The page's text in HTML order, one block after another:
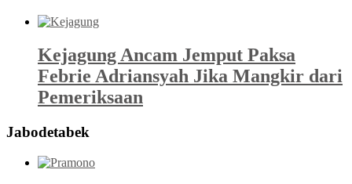
Kejagung Ancam Jemput Paksa
Febrie Adriansyah Jika Mangkir dari
Pemeriksaan
Jabodetabek